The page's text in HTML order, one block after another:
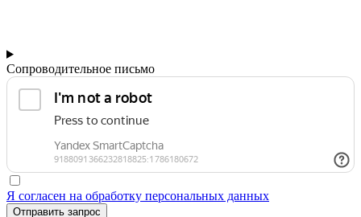
Сопроводительное письмо
Я согласен на обработку персональных данных
Отправить запрос